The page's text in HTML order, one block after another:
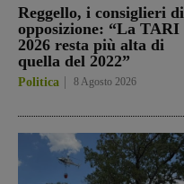
Reggello, i consiglieri di
opposizione: “La TARI
2026 resta più alta di
quella del 2022”
Politica 8 Agosto 2026